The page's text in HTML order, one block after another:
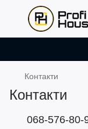
Контакти
Контакти
068-576-80-